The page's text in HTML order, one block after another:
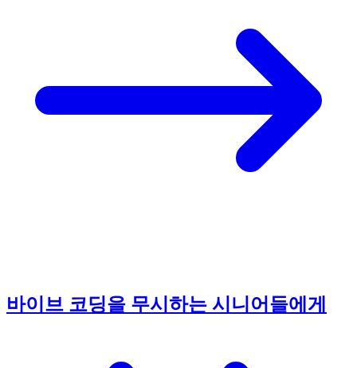
바이브 코딩을 무시하는 시니어들에게